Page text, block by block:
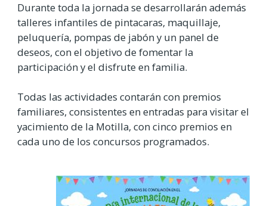
Durante toda la jornada se desarrollarán además
talleres infantiles de pintacaras, maquillaje,
peluquería, pompas de jabón y un panel de
deseos, con el objetivo de fomentar la
participación y el disfrute en familia.
Todas las actividades contarán con premios
familiares, consistentes en entradas para visitar el
yacimiento de la Motilla, con cinco premios en
cada uno de los concursos programados.